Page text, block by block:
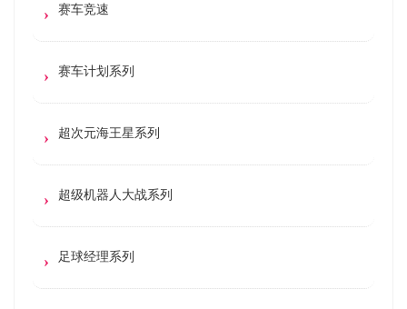
赛车竞速
赛车计划系列
超次元海王星系列
超级机器人大战系列
足球经理系列